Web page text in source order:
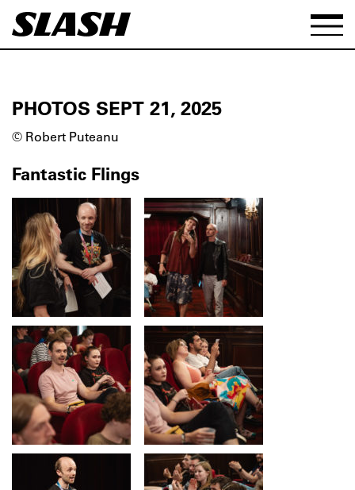
PHOTOS SEPT 21, 2025
© Robert Puteanu
Fantastic Flings